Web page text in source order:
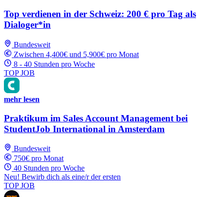
Top verdienen in der Schweiz: 200 € pro Tag als
Dialoger*in
Bundesweit
Zwischen 4,400€ und 5,900€ pro Monat
8 - 40 Stunden pro Woche
TOP JOB
mehr lesen
Praktikum im Sales Account Management bei
StudentJob International in Amsterdam
Bundesweit
750€ pro Monat
40 Stunden pro Woche
Neu! Bewirb dich als eine/r der ersten
TOP JOB